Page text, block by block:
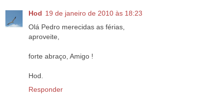
Hod 19 de janeiro de 2010 às 18:23
Olá Pedro merecidas as férias,
aproveite,
forte abraço, Amigo !
Hod.
Responder